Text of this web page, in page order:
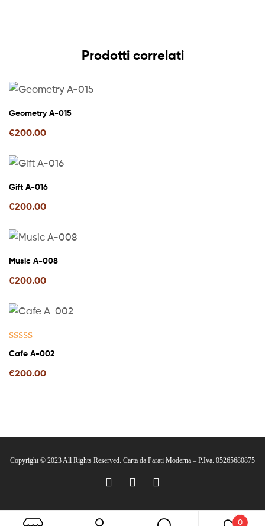
Prodotti correlati
Geometry A-015
€200.00
Gift A-016
€200.00
Music A-008
€200.00
Valutato
Cafe A-002
€200.00
Copyright © 2023 All Rights Reserved. Carta da Parati Moderna – P.Iva. 05265680875
0